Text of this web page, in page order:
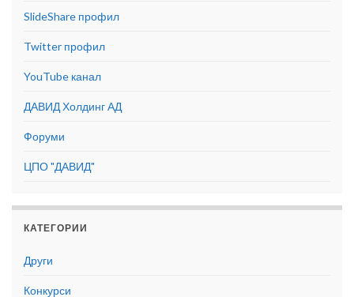
SlideShare профил
Twitter профил
YouTube канал
ДАВИД Холдинг АД
Форуми
ЦПО "ДАВИД"
КАТЕГОРИИ
Други
Конкурси